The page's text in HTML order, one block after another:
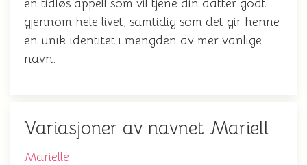
en tidløs appell som vil tjene din datter godt
gjennom hele livet, samtidig som det gir henne
en unik identitet i mengden av mer vanlige
navn.
Variasjoner av navnet Mariell
Marielle